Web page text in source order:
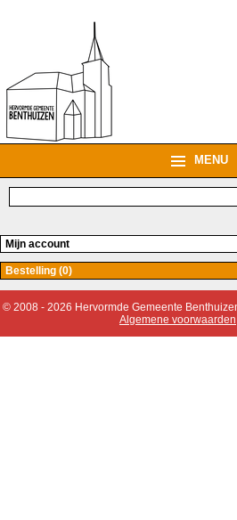
MENU
Mijn account
Bestelling (0)
© 2008 - 2026 Hervormde Gemeente
Algemene voorwaarden